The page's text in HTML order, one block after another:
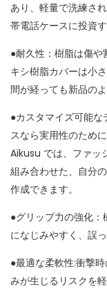
あり、軽量で洗練さ
帯電話ケースに投資
●耐久性：樹脂は傷や
キシ樹脂カバーは小
間が経っても新品の
●カスタマイズ可能な
スなら実用性のため
Aikusu では、ファッ
組み合わせた、自分
作成できます。
●グリップ力の強化
になじみやすく、誤
●最適な柔軟性:衝撃
みが生じるリスクを軽